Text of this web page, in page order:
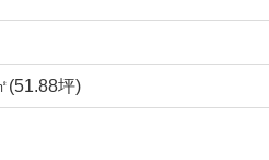
(51.88坪)